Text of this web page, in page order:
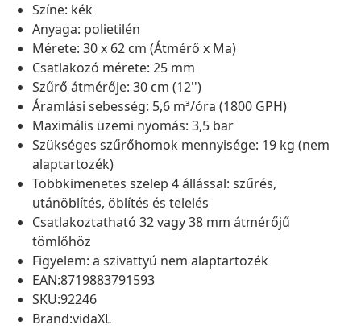
Színe: kék
Anyaga: polietilén
Mérete: 30 x 62 cm (Átmérő x Ma)
Csatlakozó mérete: 25 mm
Szűrő átmérője: 30 cm (12'')
Áramlási sebesség: 5,6 m³/óra (1800 GPH)
Maximális üzemi nyomás: 3,5 bar
Szükséges szűrőhomok mennyisége: 19 kg (nem
alaptartozék)
Többkimenetes szelep 4 állással: szűrés,
utánöblítés, öblítés és telelés
Csatlakoztatható 32 vagy 38 mm átmérőjű
tömlőhöz
Figyelem: a szivattyú nem alaptartozék
EAN:8719883791593
SKU:92246
Brand:vidaXL